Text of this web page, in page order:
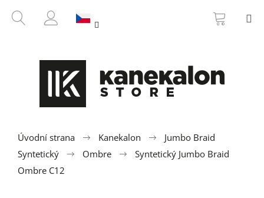
HLEDAT
PŘIHLÁŠENÍ
KOŠÍK
Úvodní strana Kanekalon
Jumbo Braid
Syntetický
Ombre
Syntetický Jumbo Braid
Ombre C12
ZPĚT
ZPĚT
e
b